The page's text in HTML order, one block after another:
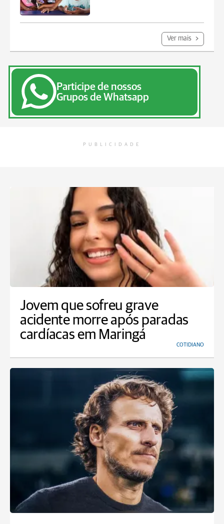
Ver mais
Participe de nossos
Grupos de Whatsapp
PUBLICIDADE
Jovem que sofreu grave
acidente morre após paradas
cardíacas em Maringá
COTIDIANO